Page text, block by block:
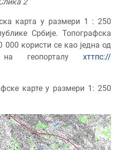
карта у размери 1 : 250
Србије. Топографска
000 користи се као једна од
на геопорталу хттпс://
карте у размери 1: 250